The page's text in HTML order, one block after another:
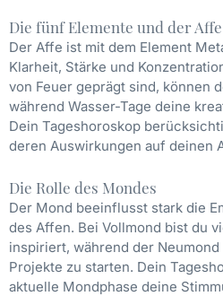
Die fünf Elemente und der Affe
Der Affe ist mit dem Element
Klarheit, Stärke und
von Feuer geprägt sind, können
während Wasser-Tage deine
Dein Tageshoroskop
deren Auswirkungen auf deinen
Die Rolle des Mondes
Der Mond beeinflusst stark die
des Affen. Bei Vollmond bist du
inspiriert, während der
Projekte zu starten. Dein
aktuelle Mondphase deine